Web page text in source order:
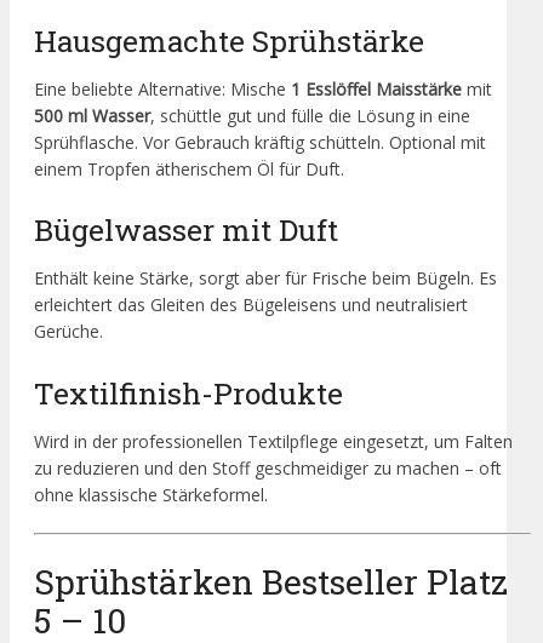
Hausgemachte Sprühstärke
Eine beliebte Alternative: Mische 1 Esslöffel Maisstärke mit
500 ml Wasser, schüttle gut und fülle die Lösung in eine
Sprühflasche. Vor Gebrauch kräftig schütteln. Optional mit
einem Tropfen ätherischem Öl für Duft.
Bügelwasser mit Duft
Enthält keine Stärke, sorgt aber für Frische beim Bügeln. Es
erleichtert das Gleiten des Bügeleisens und neutralisiert
Gerüche.
Textilfinish-Produkte
Wird in der professionellen Textilpflege eingesetzt, um Falten
zu reduzieren und den Stoff geschmeidiger zu machen – oft
ohne klassische Stärkeformel.
Sprühstärken Bestseller Platz
5 – 10